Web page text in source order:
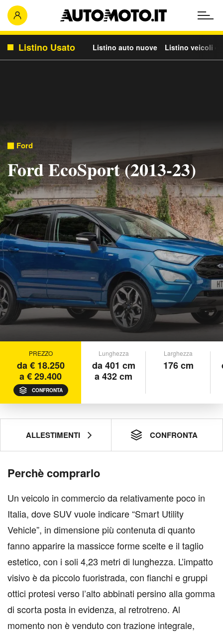
Listino Usato Listino auto nuove Listino veicoli
Ford
Ford EcoSport (2013-23)
PREZZO
da € 18.250
a € 29.400
CONFRONTA
Lunghezza
da 401 cm
a 432 cm
Larghezza
176 cm
ALLESTIMENTI CONFRONTA
Perchè comprarlo
Un veicolo in commercio da relativamente poco in
Italia, dove SUV vuole indicare “Smart Utility
Vehicle”, in dimensione più contenuta di quanto
fanno apparire la massicce forme scelte e il taglio
estetico, con i soli 4,23 metri di lunghezza. L’impatto
visivo è da piccolo fuoristrada, con fianchi e gruppi
ottici protesi verso l’alto abbinati persino alla gomma
di scorta posta in evidenza, al retrotreno. Al
momento non è venduto con trazione integrale,